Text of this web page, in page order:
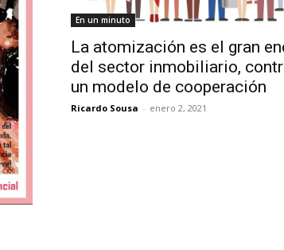
En un minuto
La atomización es el gran
del sector inmobiliario,
un modelo de cooperación
Ricardo Sousa - enero 2, 2021